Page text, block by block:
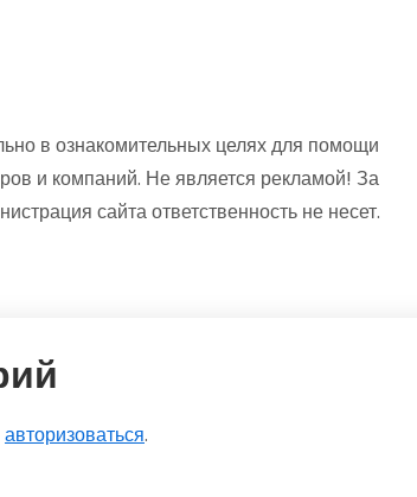
в ознакомительных целях для помощи
и компаний. Не является рекламой! За
сайта ответственность не несет.
авторизоваться.